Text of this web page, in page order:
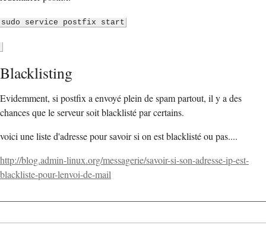
sudo service postfix start
Blacklisting
Evidemment, si postfix a envoyé plein de spam partout, il y a des
chances que le serveur soit blacklisté par certains.
voici une liste d'adresse pour savoir si on est blacklisté ou pas....
http://blog.admin-linux.org/messagerie/savoir-si-son-adresse-ip-est-
blackliste-pour-lenvoi-de-mail